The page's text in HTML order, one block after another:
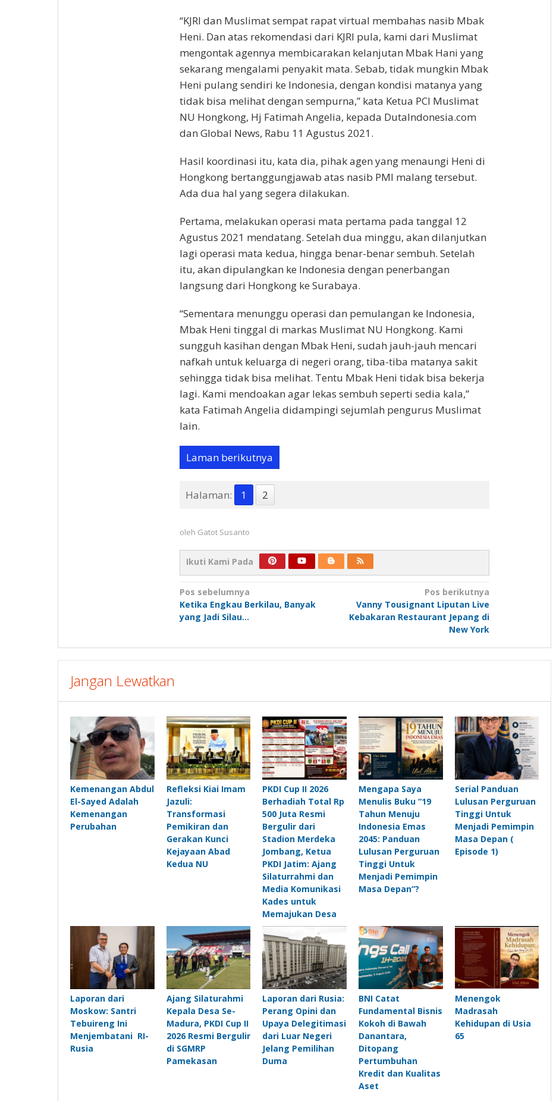
“KJRI dan Muslimat sempat rapat virtual membahas nasib Mbak
Heni. Dan atas rekomendasi dari KJRI pula, kami dari Muslimat
mengontak agennya membicarakan kelanjutan Mbak Hani yang
sekarang mengalami penyakit mata. Sebab, tidak mungkin Mbak
Heni pulang sendiri ke Indonesia, dengan kondisi matanya yang
tidak bisa melihat dengan sempurna,” kata Ketua PCI Muslimat
NU Hongkong, Hj Fatimah Angelia, kepada DutaIndonesia.com
dan Global News, Rabu 11 Agustus 2021.
Hasil koordinasi itu, kata dia, pihak agen yang menaungi Heni di
Hongkong bertanggungjawab atas nasib PMI malang tersebut.
Ada dua hal yang segera dilakukan.
Pertama, melakukan operasi mata pertama pada tanggal 12
Agustus 2021 mendatang. Setelah dua minggu, akan dilanjutkan
lagi operasi mata kedua, hingga benar-benar sembuh. Setelah
itu, akan dipulangkan ke Indonesia dengan penerbangan
langsung dari Hongkong ke Surabaya.
“Sementara menunggu operasi dan pemulangan ke Indonesia,
Mbak Heni tinggal di markas Muslimat NU Hongkong. Kami
sungguh kasihan dengan Mbak Heni, sudah jauh-jauh mencari
nafkah untuk keluarga di negeri orang, tiba-tiba matanya sakit
sehingga tidak bisa melihat. Tentu Mbak Heni tidak bisa bekerja
lagi. Kami mendoakan agar lekas sembuh seperti sedia kala,”
kata Fatimah Angelia didampingi sejumlah pengurus Muslimat
lain.
Laman berikutnya
Halaman: 1 2
oleh Gatot Susanto
Ikuti Kami Pada
Navigasi
pos
Pos sebelumnya
Ketika Engkau Berkilau, Banyak
yang Jadi Silau…
Pos berikutnya
Vanny Tousignant Liputan Live
Kebakaran Restaurant Jepang di
New York
Jangan Lewatkan
Kemenangan Abdul
El-Sayed Adalah
Kemenangan
Perubahan
Refleksi Kiai Imam
Jazuli:
Transformasi
Pemikiran dan
Gerakan Kunci
Kejayaan Abad
Kedua NU
PKDI Cup II 2026
Berhadiah Total Rp
500 Juta Resmi
Bergulir dari
Stadion Merdeka
Jombang, Ketua
PKDI Jatim: Ajang
Silaturrahmi dan
Media Komunikasi
Kades untuk
Memajukan Desa
Mengapa Saya
Menulis Buku “19
Tahun Menuju
Indonesia Emas
2045: Panduan
Lulusan Perguruan
Tinggi Untuk
Menjadi Pemimpin
Masa Depan”?
Serial Panduan
Lulusan Perguruan
Tinggi Untuk
Menjadi Pemimpin
Masa Depan (
Episode 1)
Laporan dari
Moskow: Santri
Tebuireng Ini
Menjembatani RI-
Rusia
Ajang Silaturahmi
Kepala Desa Se-
Madura, PKDI Cup II
2026 Resmi Bergulir
di SGMRP
Pamekasan
Laporan dari Rusia:
Perang Opini dan
Upaya Delegitimasi
dari Luar Negeri
Jelang Pemilihan
Duma
BNI Catat
Fundamental Bisnis
Kokoh di Bawah
Danantara,
Ditopang
Pertumbuhan
Kredit dan Kualitas
Aset
Menengok
Madrasah
Kehidupan di Usia
65